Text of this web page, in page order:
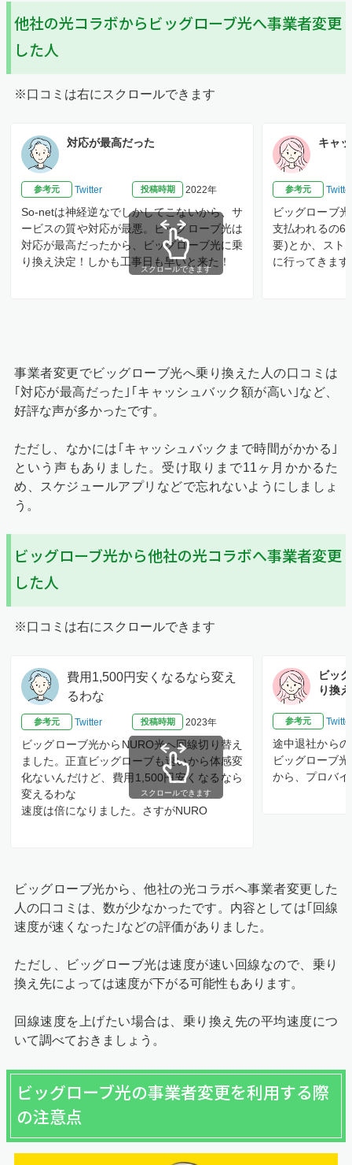
他社の光コラボからビッグローブ光へ事業者変更
した人
※口コミは右にスクロールできます
対応が最高だった
参考元 Twitter 投稿時期 2022年
So-netは神経逆なでしかしてこないから、サ
ービスの質や対応が最悪。ビッグローブ光は
対応が最高だったから、ビッグローブ光に乗
り換え決定！しかも工事日も早いと来た！
キャ
参考元
ビッグローブ
支払われるの6
要)とか、スト
に行ってきます
スクロールできます
事業者変更でビッグローブ光へ乗り換えた人の口コミは
｢対応が最高だった｣｢キャッシュバック額が高い｣など、
好評な声が多かったです。
ただし、なかには｢キャッシュバックまで時間がかかる｣
という声もありました。受け取りまで11ヶ月かかるた
め、スケジュールアプリなどで忘れないようにしましょ
う。
ビッグローブ光から他社の光コラボへ事業者変更
した人
※口コミは右にスクロールできます
費用1,500円安くなるなら変え
るわな
参考元 Twitter 投稿時期 2023年
ビッグローブ光からNURO光へ回線切り替え
ました。正直ビッグローブも速いから体感変
化ないんだけど、費用1,500円安くなるなら
変えるわな
速度は倍になりました。さすがNURO
ビッ
り換え
参考元
途中退社から
ビッグローブ
から、プロバ
スクロールできます
ビッグローブ光から、他社の光コラボへ事業者変更した
人の口コミは、数が少なかったです。内容としては｢回線
速度が速くなった｣などの評価がありました。
ただし、ビッグローブ光は速度が速い回線なので、乗り
換え先によっては速度が下がる可能性もあります。
回線速度を上げたい場合は、乗り換え先の平均速度につ
いて調べておきましょう。
ビッグローブ光の事業者変更を利用する際
の注意点